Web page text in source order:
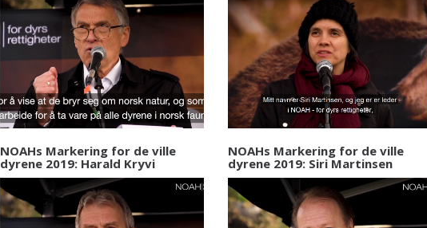
NOAHs Markering for de ville
dyrene 2019: Harald Kryvi
NOAHs Markering for de ville
dyrene 2019: Siri Martinsen